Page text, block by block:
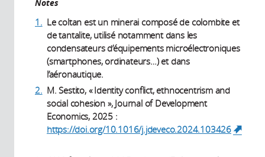
Notes
1. Le coltan est un minerai composé de colombite et
de tantalite, utilisé notamment dans les
condensateurs d’équipements microélectroniques
(smartphones, ordinateurs…) et dans
l’aéronautique.
2. M. Sestito, « Identity conflict, ethnocentrism and
social cohesion », Journal of Development
Economics, 2025 :
https://doi.org/10.1016/j.jdeveco.2024.103426